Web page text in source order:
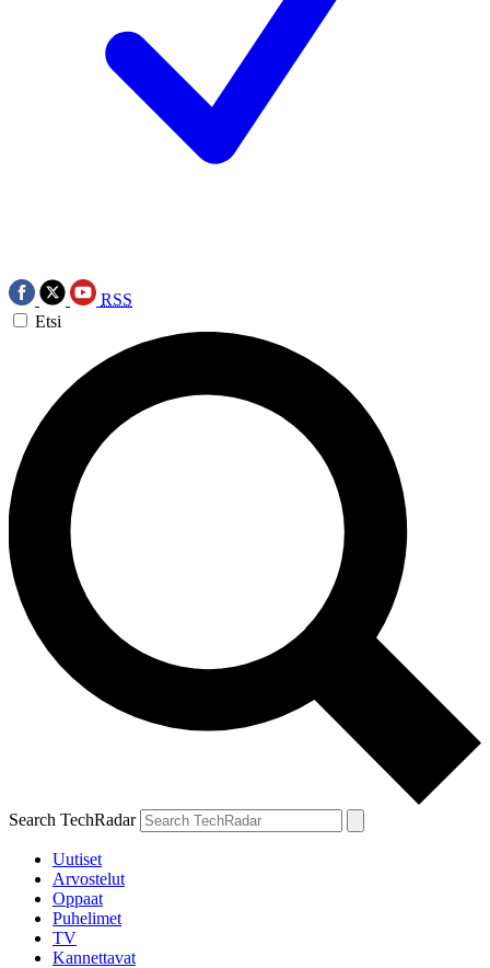
RSS
Etsi
Search TechRadar
Uutiset
Arvostelut
Oppaat
Puhelimet
TV
Kannettavat